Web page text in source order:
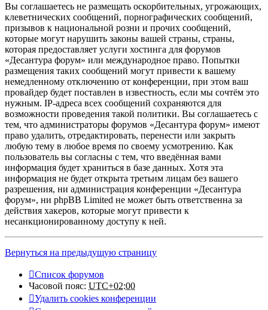
Вы соглашаетесь не размещать оскорбительных, угрожающих,
клеветнических сообщений, порнографических сообщений,
призывов к национальной розни и прочих сообщений,
которые могут нарушить законы вашей страны, страны,
которая предоставляет услуги хостинга для форумов
«Десантура форум» или международное право. Попытки
размещения таких сообщений могут привести к вашему
немедленному отключению от конференции, при этом ваш
провайдер будет поставлен в известность, если мы сочтём это
нужным. IP-адреса всех сообщений сохраняются для
возможности проведения такой политики. Вы соглашаетесь с
тем, что администраторы форумов «Десантура форум» имеют
право удалить, отредактировать, перенести или закрыть
любую тему в любое время по своему усмотрению. Как
пользователь вы согласны с тем, что введённая вами
информация будет храниться в базе данных. Хотя эта
информация не будет открыта третьим лицам без вашего
разрешения, ни администрация конференции «Десантура
форум», ни phpBB Limited не может быть ответственна за
действия хакеров, которые могут привести к
несанкционированному доступу к ней.
Вернуться на предыдущую страницу
Список форумов
Часовой пояс: UTC+02:00
Удалить cookies конференции